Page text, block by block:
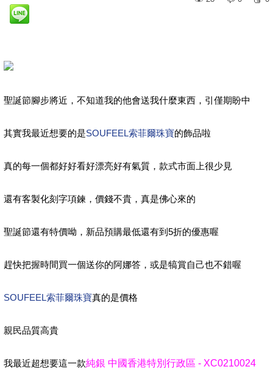
聖誕節腳步將近，不知道我的他會送我什麼東西，引僅期盼中
其實我最近想要的是SOUFEEL索菲爾珠寶的飾品啦
真的每一個都好好看好漂亮好有氣質，款式市面上很少見
還有客製化刻字項鍊，價錢不貴，真是佛心來的
聖誕節還有特價呦，新品預購最低還有到5折的優惠喔
趕快把握時間買一個送你的阿娜答，或是犒賞自己也不錯喔
SOUFEEL索菲爾珠寶真的是價格
親民品質高貴
我最近超想要這一款純銀 中國香港特別行政區 - XC0210024